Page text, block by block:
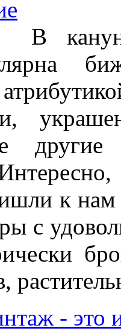
В
к нам
с
- это